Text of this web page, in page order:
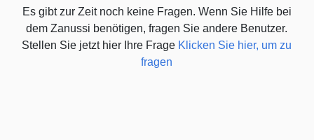
Es gibt zur Zeit noch keine Fragen. Wenn Sie Hilfe bei
dem Zanussi benötigen, fragen Sie andere Benutzer.
Stellen Sie jetzt hier Ihre Frage Klicken Sie hier, um zu
fragen